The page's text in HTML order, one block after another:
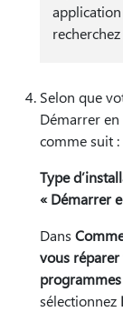
Selon que
Démarrer
comme suit :
Type
« Démarrer
Dans
vous réparer
sélectionnez